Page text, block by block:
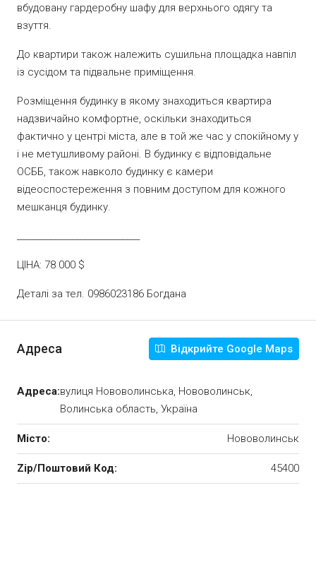
вбудовану гардеробну шафу для верхнього одягу та
взуття.
До квартири також належить сушильна площадка навпіл
із сусідом та підвальне приміщення.
Розміщення будинку в якому знаходиться квартира
надзвичайно комфортне, оскільки знаходиться
фактично у центрі міста, але в той же час у спокійному у
і не метушливому районі. В будинку є відповідальне
ОСББ, також навколо будинку є камери
відеоспостереження з повним доступом для кожного
мешканця будинку.
ЦІНА: 78 000 $
Деталі за тел. 0986023186 Богдана
Адреса Відкрийте Google Maps
Адреса:вулиця Нововолинська, Нововолинськ,
Волинська область, Україна
Місто: Нововолинськ
Zip/Поштовий Код: 45400